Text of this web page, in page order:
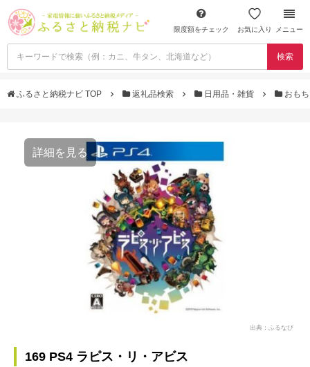
限度額をチェック お気に入り メニュー
検索
ふるさと納税ナビ TOP 返礼品検索 日用品・雑貨 おも
詳細を見る
出典：ふるなび
169 PS4 ラピス・リ・アビス